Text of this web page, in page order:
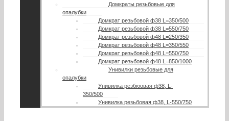
Домкраты резьбовые для
опалубки
Домкрат резьбовой ф38 L=350/500
Домкрат резьбовой ф38 L=550/750
Домкрат резьбовой ф48 L=250/350
Домкрат резьбовой ф48 L=350/550
Домкрат резьбовой ф48 L=550/750
Домкрат резьбовой ф48 L=850/1000
Унивилки резьбовые для
опалубки
Унивилка резбюовая ф38, L-
350/500
Унивилка резьбовая ф38, L-550/750